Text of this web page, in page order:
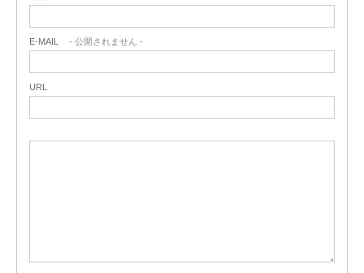
E-MAIL - 公開されません -
URL